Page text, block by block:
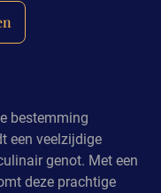
bestemming
een veelzijdige
genot. Met een
deze prachtige